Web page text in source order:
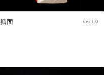
狐面 ver1.0